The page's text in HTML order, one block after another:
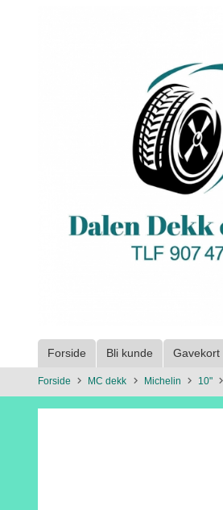
Forside Bli kunde Gavekort
Forside MC dekk Michelin 10"